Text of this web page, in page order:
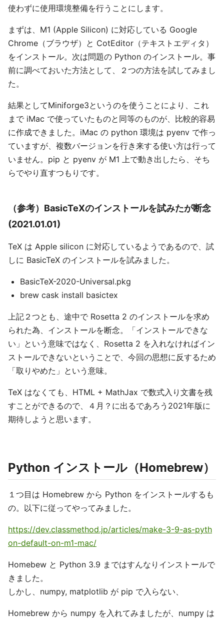
使わずに使用環境整備を行うことにします。
まずは、M1 (Apple Silicon) に対応している Google
Chrome（ブラウザ）と CotEditor（テキストエディタ）
をインストール。次は問題の Python のインストール。事
前に調べておいた方法として、２つの方法を試してみまし
た。
結果としてMiniforge3というのを使うことにより、これ
まで iMac で使っていたものと同等のものが、比較的容易
に作成できました。iMac の python 環境は pyenv で作っ
ていますが、複数バージョンを行き来する使い方は行って
いません。pip と pyenv が M1 上で動き出したら、そち
らでやり直すつもりです。
（参考）BasicTeXのインストールを試みたが断念
(2021.01.01)
TeX は Apple silicon に対応しているようであるので、試
しに BasicTeX のインストールを試みました。
BasicTeX-2020-Universal.pkg
brew cask install basictex
上記２つとも、途中で Rosetta 2 のインストールを求め
られた為、インストールを断念。「インストールできな
い」という意味ではなく、Rosetta 2 を入れなければイン
ストールできないということで、今回の思想に反するため
「取りやめた」という意味。
TeX はなくても、HTML + MathJax で数式入り文書を残
すことができるので、４月？に出るであろう2021年版に
期待しようと思います。
Python インストール（Homebrew）
１つ目は Homebrew から Python をインストールするも
の。以下に従ってやってみました。
https://dev.classmethod.jp/articles/make-3-9-as-pyth
on-default-on-m1-mac/
Homebew と Python 3.9 まではすんなりインストールで
きました。
しかし、numpy, matplotlib が pip で入らない、
Homebrew から numpy を入れてみましたが、numpy は